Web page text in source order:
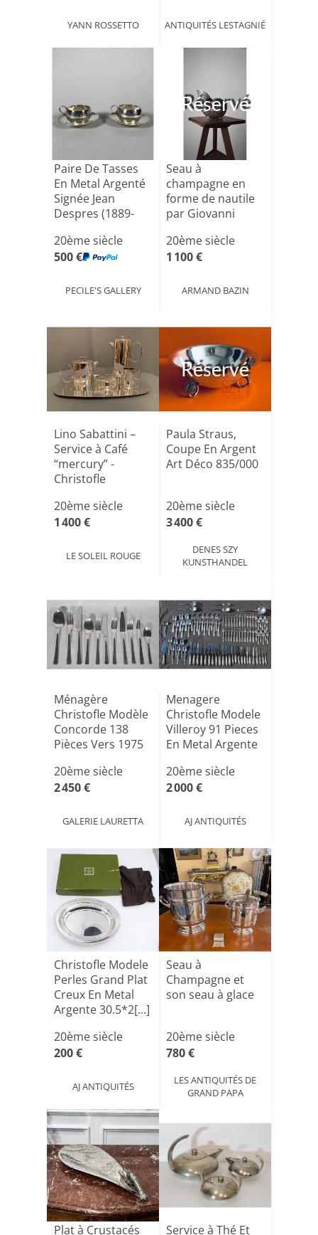
YANN ROSSETTO ANTIQUITÉS LESTAGNIÉ
Paire De Tasses
En Metal Argenté
Signée Jean
Despres (1889-
20ème siècle
500 €
PECILE'S GALLERY
Réservé
Seau à
champagne en
forme de nautile
par Giovanni
20ème siècle
1 100 €
ARMAND BAZIN
Lino Sabattini –
Service à Café
“mercury” -
Christofle
20ème siècle
1 400 €
LE SOLEIL ROUGE
Réservé
Paula Straus,
Coupe En Argent
Art Déco 835/000
20ème siècle
3 400 €
DENES SZY
KUNSTHANDEL
Ménagère
Christofle Modèle
Concorde 138
Pièces Vers 1975
20ème siècle
2 450 €
GALERIE LAURETTA
Menagere
Christofle Modele
Villeroy 91 Pieces
En Metal Argente
20ème siècle
2 000 €
AJ ANTIQUITÉS
Christofle Modele
Perles Grand Plat
Creux En Metal
Argente 30.5*2[...]
20ème siècle
200 €
AJ ANTIQUITÉS
Seau à
Champagne et
son seau à glace
20ème siècle
780 €
LES ANTIQUITÉS DE
GRAND PAPA
Plat à Crustacés Service à Thé Et